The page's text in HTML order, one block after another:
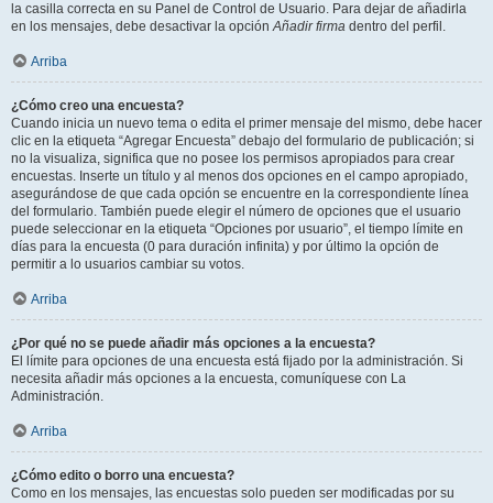
la casilla correcta en su Panel de Control de Usuario. Para dejar de añadirla
en los mensajes, debe desactivar la opciónAñadir firma dentro del perfil.
Arriba
¿Cómo creo una encuesta?
Cuando inicia un nuevo tema o edita el primer mensaje del mismo, debe hacer
clic en la etiqueta “Agregar Encuesta” debajo del formulario de publicación; si
no la visualiza, significa que no posee los permisos apropiados para crear
encuestas. Inserte un título y al menos dos opciones en el campo apropiado,
asegurándose de que cada opción se encuentre en la correspondiente línea
del formulario. También puede elegir el número de opciones que el usuario
puede seleccionar en la etiqueta “Opciones por usuario”, el tiempo límite en
días para la encuesta (0 para duración infinita) y por último la opción de
permitir a lo usuarios cambiar su votos.
Arriba
¿Por qué no se puede añadir más opciones a la encuesta?
El límite para opciones de una encuesta está fijado por la administración. Si
necesita añadir más opciones a la encuesta, comuníquese con La
Administración.
Arriba
¿Cómo edito o borro una encuesta?
Como en los mensajes, las encuestas solo pueden ser modificadas por su